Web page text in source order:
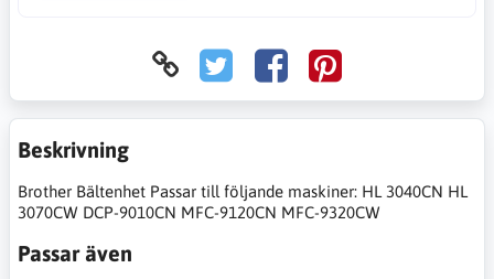
Beskrivning
Brother Bältenhet Passar till följande maskiner: HL 3040CN HL
3070CW DCP-9010CN MFC-9120CN MFC-9320CW
Passar även